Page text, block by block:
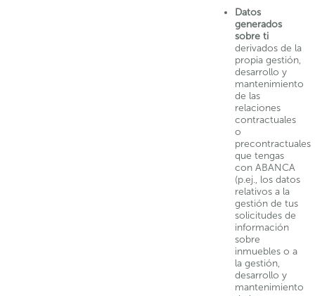
Datos
generados
sobre ti
derivados de la
propia gestión,
desarrollo y
mantenimiento
de las
relaciones
contractuales
o
precontractuales
que tengas
con ABANCA
(p.ej., los datos
relativos a la
gestión de tus
solicitudes de
información
sobre
inmuebles o a
la gestión,
desarrollo y
mantenimiento